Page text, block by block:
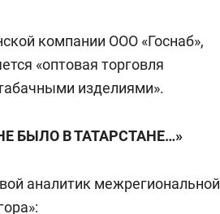
компании ООО «Госнаб»,
«оптовая торговля
изделиями».
БЫЛО В ТАТАРСТАНЕ…»
аналитик межрегиональной